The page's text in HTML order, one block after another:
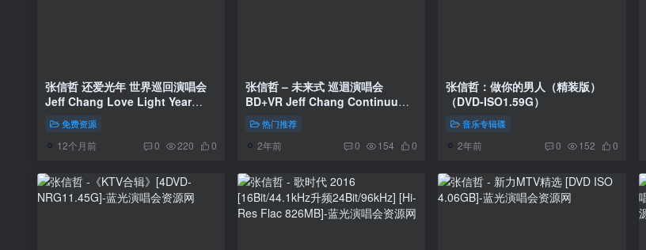
张信哲 还爱光年 世界巡回演唱会
Jeff Chang Love Light Year
Live Concert 2016《Remux
MKV 37.1G》
免费资源
12个月前 0 220 0
张信哲 – 未来式 巡迴演唱会
BD+VR Jeff Chang Continuum
Live Concert 2019 [2023]
[BDISO 2BD 54.4GB]
热门推荐
2年前 0 154 0
张信哲：做你的男人（精装版）
（DVD-ISO1.59G）
音乐专辑碟
2年前 0 152 0